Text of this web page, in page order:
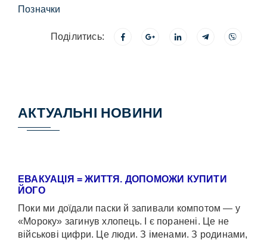
Позначки
Поділитись:
АКТУАЛЬНІ НОВИНИ
ЕВАКУАЦІЯ = ЖИТТЯ. ДОПОМОЖИ КУПИТИ
ЙОГО
Поки ми доїдали паски й запивали компотом — у
«Мороку» загинув хлопець. І є поранені. Це не
військові цифри. Це люди. З іменами. З родинами,